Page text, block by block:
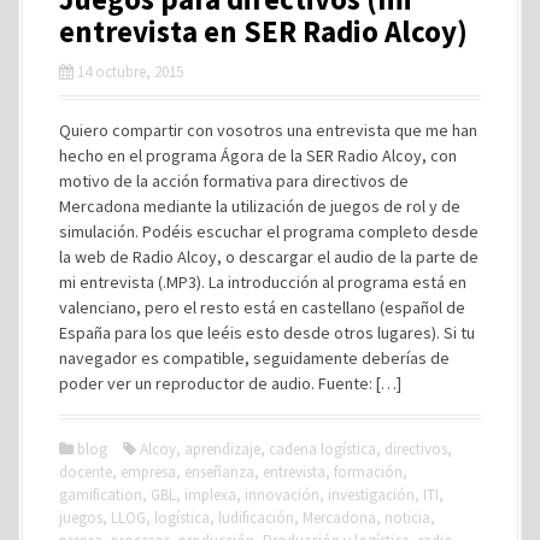
entrevista en SER Radio Alcoy)
14 octubre, 2015
Quiero compartir con vosotros una entrevista que me han
hecho en el programa Ágora de la SER Radio Alcoy, con
motivo de la acción formativa para directivos de
Mercadona mediante la utilización de juegos de rol y de
simulación. Podéis escuchar el programa completo desde
la web de Radio Alcoy, o descargar el audio de la parte de
mi entrevista (.MP3). La introducción al programa está en
valenciano, pero el resto está en castellano (español de
España para los que leéis esto desde otros lugares). Si tu
navegador es compatible, seguidamente deberías de
poder ver un reproductor de audio. Fuente: […]
blog Alcoy, aprendizaje, cadena logística, directivos,
docente, empresa, enseñanza, entrevista, formación,
gamification, GBL, implexa, innovación, investigación, ITI,
juegos, LLOG, logística, ludificación, Mercadona, noticia,